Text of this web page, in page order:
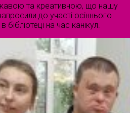
та креативною, що нашу
до участі осіннього
на час канікул.